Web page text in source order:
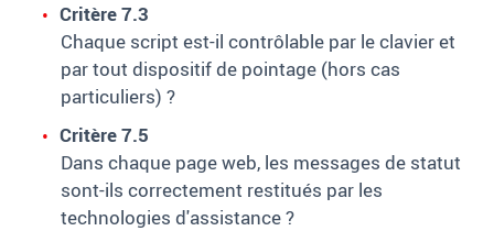
Critère 7.3
Chaque script est-il contrôlable par le clavier et
par tout dispositif de pointage (hors cas
particuliers) ?
Critère 7.5
Dans chaque page web, les messages de statut
sont-ils correctement restitués par les
technologies d'assistance ?